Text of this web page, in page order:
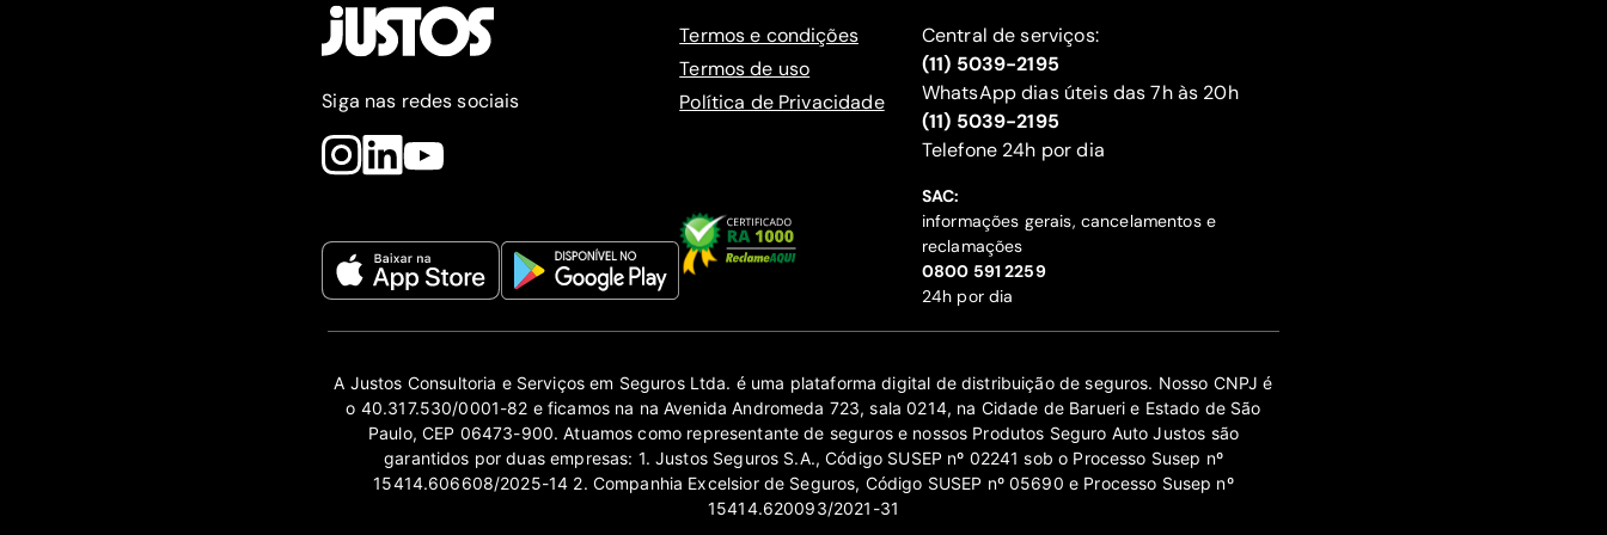
Siga nas redes sociais
Termos e condições
Termos de uso
Política de Privacidade
Central de serviços:
(11) 5039-2195
WhatsApp dias úteis das 7h às 20h
(11) 5039-2195
‍Telefone 24h por dia
SAC:
informações gerais, cancelamentos e
reclamações
‍0800 591 2259
24h por dia
A Justos Consultoria e Serviços em Seguros Ltda. é uma plataforma digital de distribuição de seguros. Nosso CNPJ é
o 40.317.530/0001-82 e ficamos na na Avenida Andromeda 723, sala 0214, na Cidade de Barueri e Estado de São
Paulo, CEP 06473-900. Atuamos como representante de seguros e nossos Produtos Seguro Auto Justos são
garantidos por duas empresas: 1. Justos Seguros S.A., Código SUSEP nº 02241 sob o Processo Susep nº
15414.606608/2025-14 2. Companhia Excelsior de Seguros, Código SUSEP nº 05690 e Processo Susep nº
15414.620093/2021-31